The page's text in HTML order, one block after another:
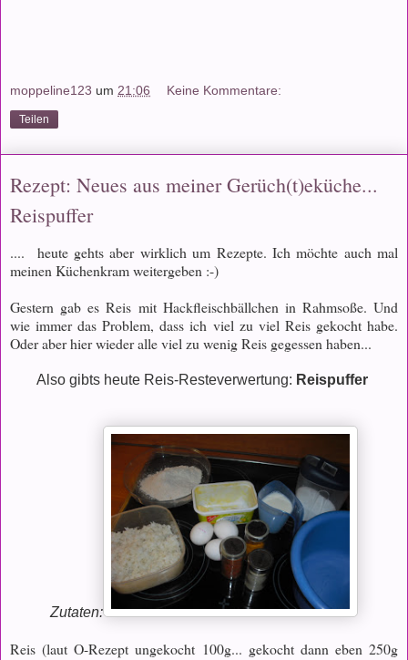
moppeline123 um 21:06 Keine Kommentare:
Teilen
Rezept: Neues aus meiner Gerüch(t)eküche...
Reispuffer
.... heute gehts aber wirklich um Rezepte. Ich möchte auch mal
meinen Küchenkram weitergeben :-)
Gestern gab es Reis mit Hackfleischbällchen in Rahmsoße. Und
wie immer das Problem, dass ich viel zu viel Reis gekocht habe.
Oder aber hier wieder alle viel zu wenig Reis gegessen haben...
Also gibts heute Reis-Resteverwertung: Reispuffer
Zutaten:
Reis (laut O-Rezept ungekocht 100g... gekocht dann eben 250g